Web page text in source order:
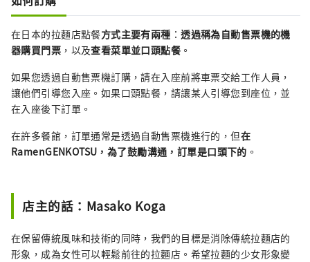
在日本的拉麵店點餐方式主要有兩種 ：透過稱為自動售票機的機
器購買門票 ，以及查看菜單並口頭點餐 。
如果您透過自動售票機訂購，請在入座前將車票交給工作人員，
讓他們引導您入座。如果口頭點餐，請讓某人引導您到座位，並
在入座後下訂單。
在許多餐館，訂單通常是透過自動售票機進行的，但在
RamenGENKOTSU，為了鼓勵溝通，訂單是口頭下的 。
店主的話：Masako Koga
在保留傳統風味和技術的同時，我們的目標是消除傳統拉麵店的
形象，成為女性可以輕鬆前往的拉麵店。希望拉麵的少女形象變